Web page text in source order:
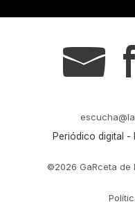
g s
Periódico digital -
©2026 GaRceta de